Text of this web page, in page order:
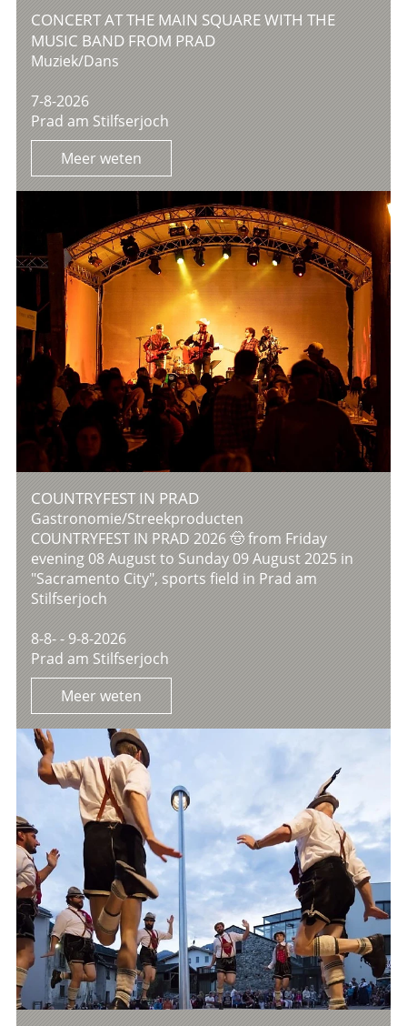
CONCERT AT THE MAIN SQUARE WITH THE
MUSIC BAND FROM PRAD
Muziek/Dans
7-8-2026
Prad am Stilfserjoch
Meer weten
COUNTRYFEST IN PRAD
Gastronomie/Streekproducten
COUNTRYFEST IN PRAD 2026 🤠 from Friday
evening 08 August to Sunday 09 August 2025 in
"Sacramento City", sports field in Prad am
Stilfserjoch
8-8- - 9-8-2026
Prad am Stilfserjoch
Meer weten